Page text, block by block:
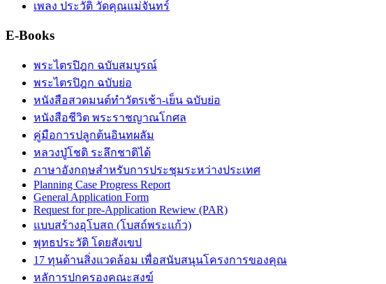
เพลง ประวัติ วัดคุณแม่จันทร์
E-Books
พระไตรปิฎก ฉบับสมบูรณ์
พระไตรปิฎก ฉบับย่อ
หนังสือสวดมนต์ทำวัตรเช้า-เย็น ฉบับย่อ
หนังสือชีวิต พระราชญาณโกศล
คู่มือการปลูกต้นอินทผลัม
หลวงปู่โชติ ระลึกชาติได้
ภาษาอังกฤษสำหรับการประชุมระหว่างประเทศ
Planning Case Progress Report
General Application Form
Request for pre-Application Rewiew (PAR)
แบบสร้างอุโบสถ (โบสถ์พระแก้ว)
พุทธประวัติ โดยสังเขป
17 ทุนด้านสิ่งแวดล้อม เพื่อสนับสนุนโครงการของคุณ
หลัการปกครองคณะสงฆ์